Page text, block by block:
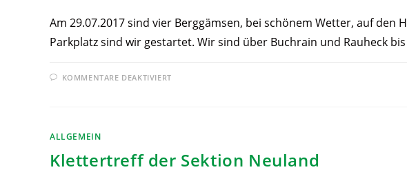
Am 29.07.2017 sind vier Berggämsen, bei schönem Wetter, auf den
Parkplatz sind wir gestartet. Wir sind über Buchrain und Rauheck
KOMMENTARE DEAKTIVIERT
ALLGEMEIN
Klettertreff der Sektion Neuland